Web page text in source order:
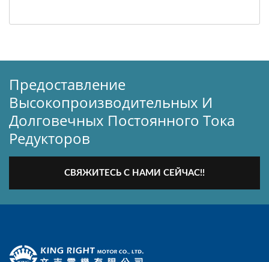
Предоставление
Высокопроизводительных И
Долговечных Постоянного Тока
Редукторов
СВЯЖИТЕСЬ С НАМИ СЕЙЧАС!!